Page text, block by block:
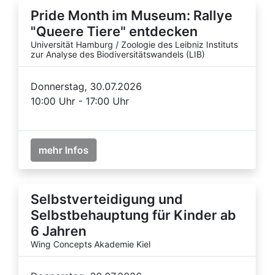
Pride Month im Museum: Rallye
"Queere Tiere" entdecken
Universität Hamburg / Zoologie des Leibniz Instituts
zur Analyse des Biodiversitätswandels (LIB)
Donnerstag, 30.07.2026
10:00 Uhr - 17:00 Uhr
mehr Infos
Selbstverteidigung und
Selbstbehauptung für Kinder ab
6 Jahren
Wing Concepts Akademie Kiel